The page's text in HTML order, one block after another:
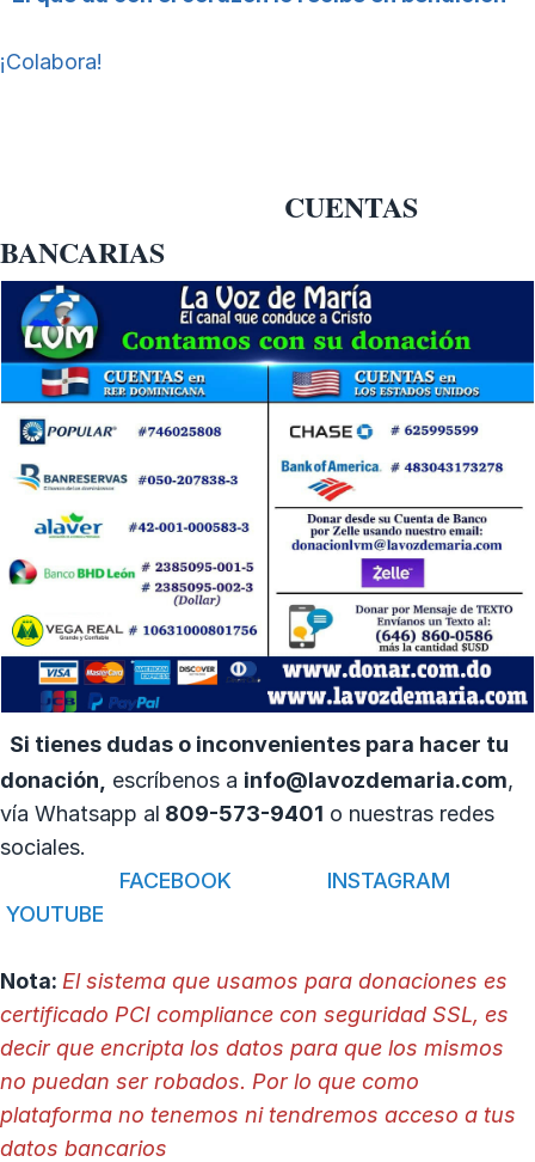
¡Colabora!
CUENTAS
BANCARIAS
Si tienes dudas o inconvenientes para hacer tu
donación,
escríbenos a info@lavozdemaria.com,
vía Whatsapp al 809-573-9401 o nuestras redes
sociales.
FACEBOOK
INSTAGRAM
YOUTUBE
Nota: El sistema que usamos para donaciones es
certificado PCI compliance con seguridad SSL, es
decir que encripta los datos para que los mismos
no puedan ser robados. Por lo que como
plataforma no tenemos ni tendremos acceso a tus
datos bancarios